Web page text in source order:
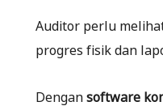
Auditor perlu
progres fisik dan
Dengansoftware